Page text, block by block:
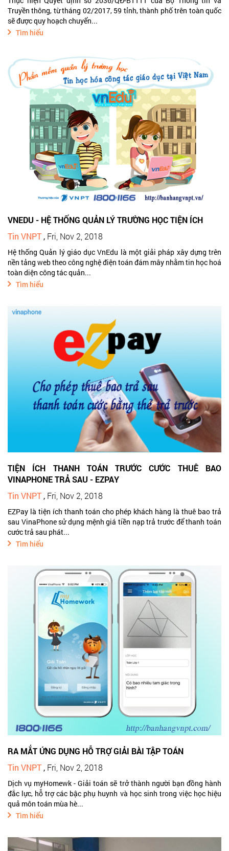
Truyền thông, từ tháng 02/2017, 59 tỉnh, thành phố trên toàn quốc
sẽ được quy hoạch chuyển...
Tìm hiểu
VNEDU - HỆ THỐNG QUẢN LÝ TRƯỜNG HỌC TIỆN ÍCH
Tin VNPT , Fri, Nov 2, 2018
Hệ thống Quản lý giáo dục VnEdu là một giải pháp xây dựng trên
nền tảng web theo công nghệ điện toán đám mây nhằm tin học hoá
toàn diện công tác quản...
Tìm hiểu
TIỆN ÍCH THANH TOÁN TRƯỚC CƯỚC THUÊ BAO
VINAPHONE TRẢ SAU - EZPAY
Tin VNPT , Fri, Nov 2, 2018
EZPay là tiện ích thanh toán cho phép khách hàng là thuê bao trả
sau VinaPhone sử dụng mệnh giá tiền nạp trả trước để thanh toán
cước trả sau phát...
Tìm hiểu
RA MẮT ỨNG DỤNG HỖ TRỢ GIẢI BÀI TẬP TOÁN
Tin VNPT , Fri, Nov 2, 2018
Dịch vụ myHomewk - Giải toán sẽ trở thành người bạn đồng hành
đắc lực, hỗ trợ các bậc phụ huynh và học sinh trong việc học hiệu
quả môn toán mùa hè...
Tìm hiểu